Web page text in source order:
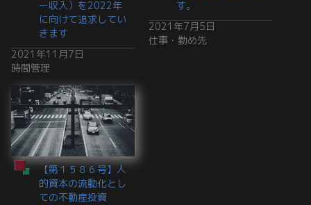
ー収入）を2022年
に向けて追求してい
きます
2021年11月7日
時間管理
す。
2021年7月5日
仕事・勤め先
【第１５８６号】人
的資本の流動化とし
ての不動産投資